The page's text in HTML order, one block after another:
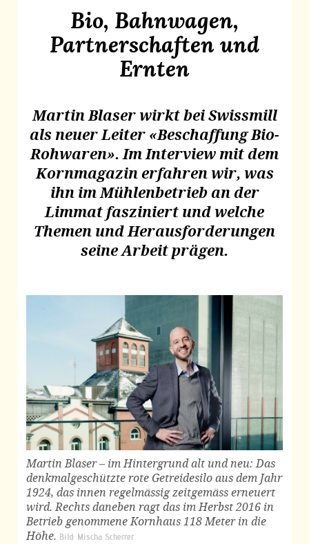
Bio, Bahnwagen,
Partnerschaften und
Ernten
Martin Blaser wirkt bei Swissmill
als neuer Leiter «Beschaffung Bio-
Rohwaren». Im Interview mit dem
Kornmagazin erfahren wir, was
ihn im Mühlenbetrieb an der
Limmat fasziniert und welche
Themen und Herausforderungen
seine Arbeit prägen.
Martin Blaser – im Hintergrund alt und neu: Das
denkmalgeschützte rote Getreidesilo aus dem Jahr
1924, das innen regelmässig zeitgemäss erneuert
wird. Rechts daneben ragt das im Herbst 2016 in
Betrieb genommene Kornhaus 118 Meter in die
Höhe. Bild: Mischa Scherrer